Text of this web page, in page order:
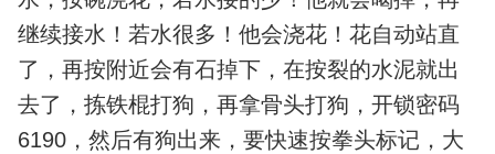
继续接水！若水很多！他会浇花！花自动站直
了，再按附近会有石掉下，在按裂的水泥就出
去了，拣铁棍打狗，再拿骨头打狗，开锁密码
6190，然后有狗出来，要快速按拳头标记，大